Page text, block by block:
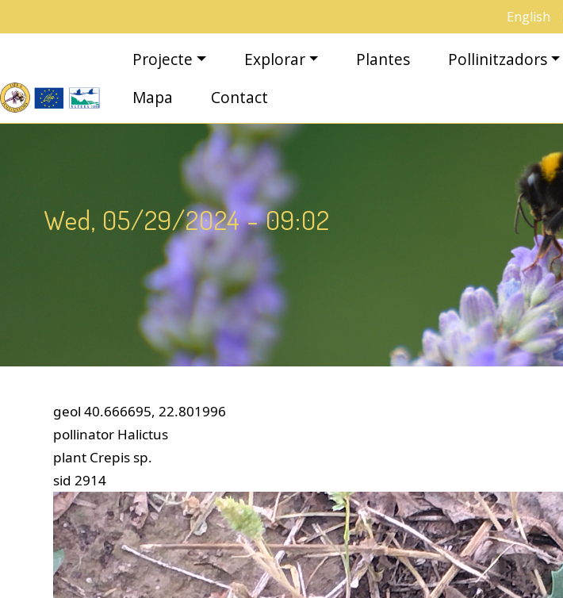
English
Navegació principal
Projecte Explorar Plantes Pollinitzadors
Mapa
Contact
Wed, 05/29/2024 - 09:02
geol 40.666695, 22.801996
pollinator Halictus
plant Crepis sp.
sid 2914